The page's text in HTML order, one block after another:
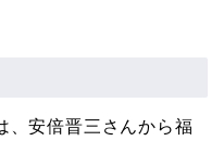
、安倍晋三さんから福